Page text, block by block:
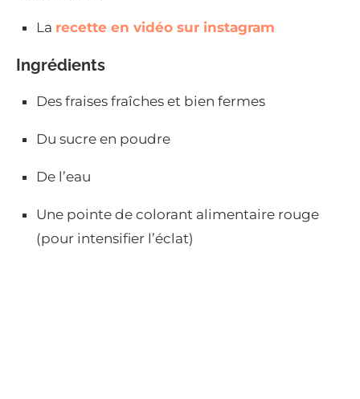
La recette en vidéo sur instagram
Ingrédients
Des fraises fraîches et bien fermes
Du sucre en poudre
De l’eau
Une pointe de colorant alimentaire rouge
(pour intensifier l’éclat)